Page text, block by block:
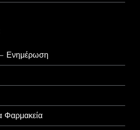
Ενημέρωση
Φαρμακεία